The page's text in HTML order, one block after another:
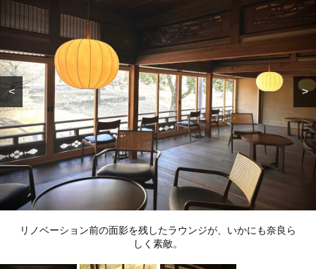
<
リノベーション前の面影を残したラウンジが、いかにも奈良ら
しく素敵。
>